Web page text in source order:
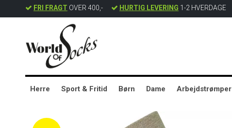
FRI FRAGT OVER 400,- HURTIG LEVERING 1-2 HVERDAGE
Herre Sport & Fritid Børn Dame Arbejdstrømper